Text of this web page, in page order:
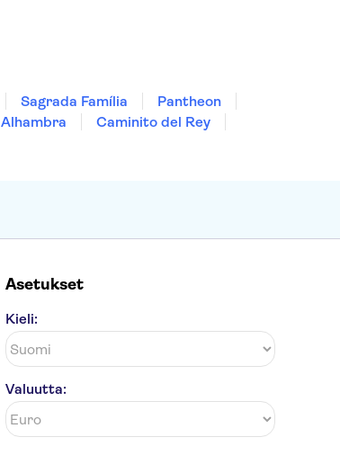
Sagrada Família
Pantheon
Alhambra
Caminito del Rey
Asetukset
Kieli:
Valuutta: